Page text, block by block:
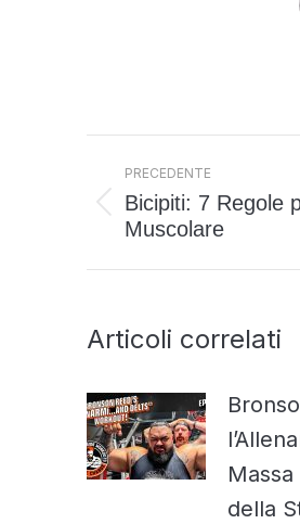
traPRECEDENTE
Post
Bicipiti: 7 Regole
Muscolare
Articoli correlati
della